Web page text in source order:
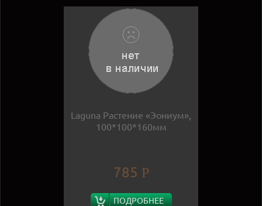
Laguna Растение «Эониум»,
100*100*160мм
785 Р
ПОДРОБНЕЕ